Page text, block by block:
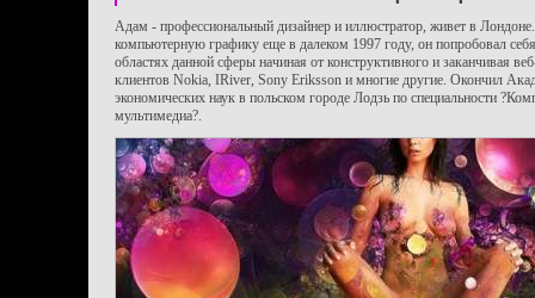
Адам - профессиональный дизайнер и иллюстратор, живет в
компьютерную графику еще в далеком 1997 году, он попробовал
областях данной сферы начиная от конструктивного и заканчивая
клиентов Nokia, IRiver, Sony Eriksson и многие другие. Окончил
экономических наук в польском городе Лодзь по специальности
мультимедиа?.